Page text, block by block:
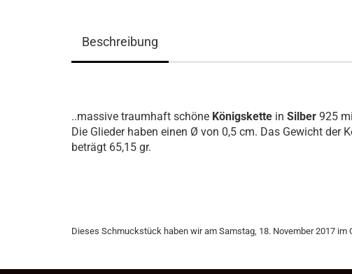
Beschreibung
..massive traumhaft schöne Königskette in Silber 925
Die Glieder haben einen Ø von 0,5 cm. Das Gewicht der
beträgt 65,15 gr.
Dieses Schmuckstück haben wir am Samstag, 18. November 2017 im